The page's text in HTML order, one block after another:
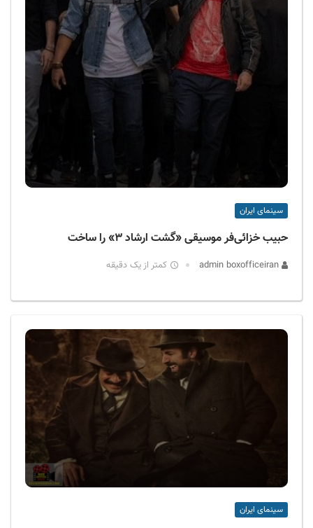
سینمای ایران
حبیب خزائی‌فر موسیقی «گشت ارشاد ۳» را ساخت
کمتر از یک دقیقه
سینمای ایران